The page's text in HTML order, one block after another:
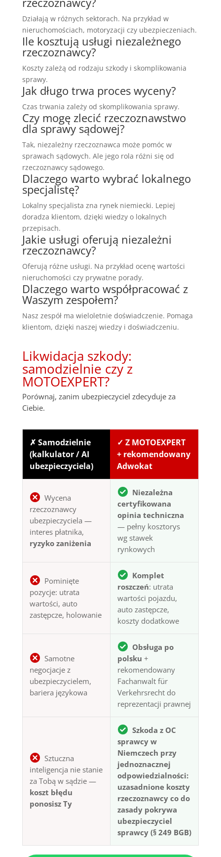
Działają w różnych sektorach. Na przykład w
nieruchomościach, motoryzacji czy ubezpieczeniach.
Ile kosztują usługi niezależnego
rzeczoznawcy?
Koszty zależą od rodzaju szkody i skomplikowania
sprawy.
Jak długo trwa proces wyceny?
Czas trwania zależy od skomplikowania sprawy.
Czy mogę zlecić rzeczoznawstwo
dla sprawy sądowej?
Tak, niezależny rzeczoznawca może pomóc w
sprawach sądowych. Ale jego rola różni się od
rzeczoznawcy sądowego.
Dlaczego warto wybrać lokalnego
specjalistę?
Lokalny specjalista zna rynek niemiecki. Lepiej
doradza klientom, dzięki wiedzy o lokalnych
przepisach.
Jakie usługi oferują niezależni
rzeczoznawcy?
Oferują różne usługi. Na przykład ocenę wartości
nieruchomości czy prywatne porady.
Dlaczego warto współpracować z
Waszym zespołem?
Nasz zespół ma wieloletnie doświadczenie. Pomaga
klientom, dzięki naszej wiedzy i doświadczeniu.
Likwidacja szkody:
samodzielnie czy z
MOTOEXPERT?
Porównaj, zanim ubezpieczyciel zdecyduje za
Ciebie.
✗ Samodzielnie
(kalkulator / AI
ubezpieczyciela)
✓ Z MOTOEXPERT
+ rekomendowany
Adwokat
Wycena
rzeczoznawcy
ubezpieczyciela —
interes płatnika,
ryzyko zaniżenia
Niezależna
certyfikowana
opinia techniczna
— pełny kosztorys
wg stawek
rynkowych
Pominięte
pozycje: utrata
wartości, auto
zastępcze, holowanie
Komplet
roszczeń: utrata
wartości pojazdu,
auto zastępcze,
koszty dodatkowe
Samotne
negocjacje z
ubezpieczycielem,
bariera językowa
Obsługa po
polsku +
rekomendowany
Fachanwalt für
Verkehrsrecht do
reprezentacji prawnej
Sztuczna
inteligencja nie stanie
za Tobą w sądzie —
koszt błędu
ponosisz Ty
Szkoda z OC
sprawcy w
Niemczech przy
jednoznacznej
odpowiedzialności:
uzasadnione koszty
rzeczoznawcy co do
zasady pokrywa
ubezpieczyciel
sprawcy (§ 249 BGB)